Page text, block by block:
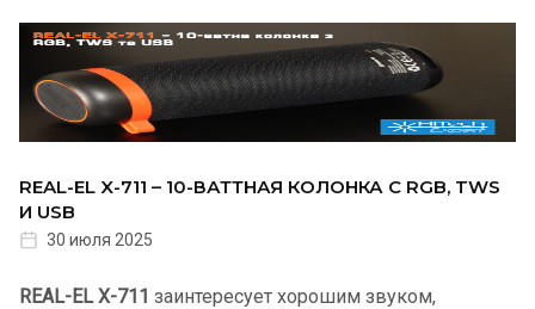
REAL-EL X-711 – 10-ВАТТНАЯ КОЛОНКА С RGB, TWS
И USB
30 июля 2025
REAL-EL X-711 заинтересует хорошим звуком,